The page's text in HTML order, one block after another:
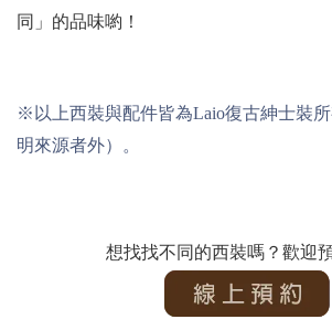
同」的品味喲！
※以上西裝與配件皆為Laio復古紳士裝
明來源者外）。
想找找不同的西裝嗎？歡迎